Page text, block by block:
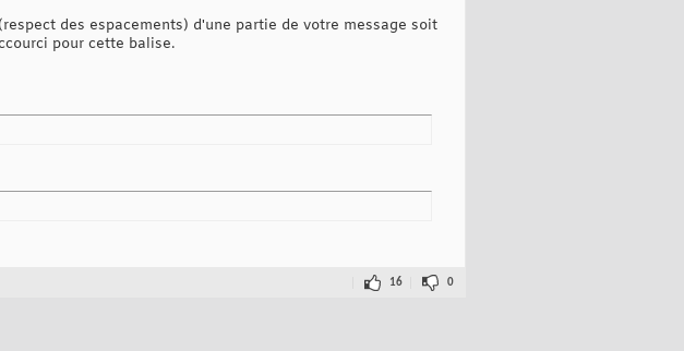
des espacements) d'une partie de votre message soit
pour cette balise.
16 0